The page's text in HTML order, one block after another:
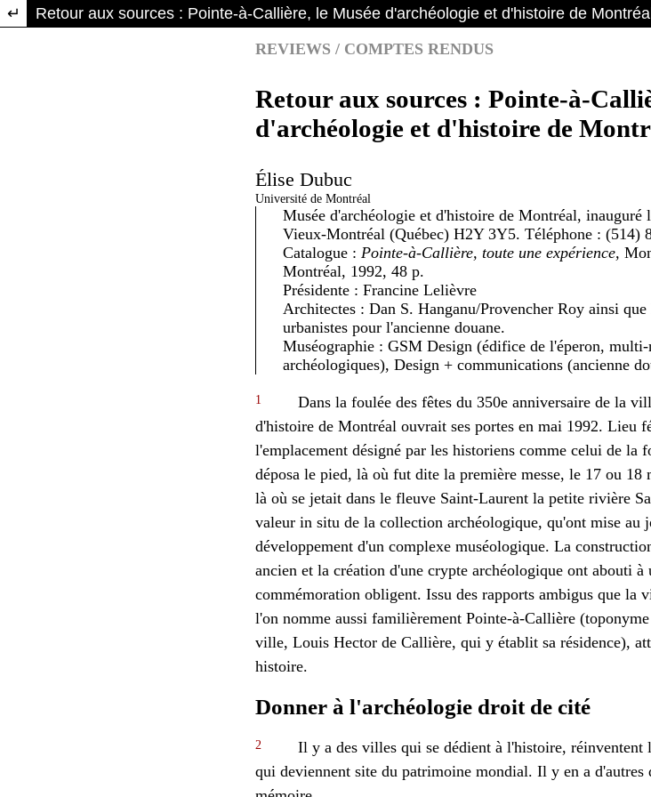
Return to Article Details
Retour aux sources : Pointe-à-Callière, le Musée d'archéologie et d'histoire de Montréal